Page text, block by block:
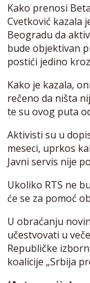
Kako prenosi
Cvetković kazala
Beogradu da
bude objektivan
postići jedino
Kako je kazala,
rečeno da ništa
te su ovog puta
Aktivisti su u
meseci, uprkos
Javni servis nije
Ukoliko RTS ne
će se za pomoć
U obraćanju
učestvovati u
Republičke
koalicije „Srbija